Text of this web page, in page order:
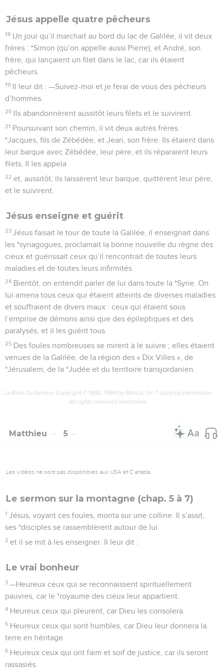
Jésus appelle quatre pêcheurs
18 Un jour qu’il marchait au bord du lac de Galilée, il vit deux
frères : *Simon (qu’on appelle aussi Pierre), et André, son
frère, qui lançaient un filet dans le lac, car ils étaient
pêcheurs.
19 Il leur dit : —Suivez-moi et je ferai de vous des pêcheurs
d’hommes.
20 Ils abandonnèrent aussitôt leurs filets et le suivirent.
21 Poursuivant son chemin, il vit deux autres frères :
*Jacques, fils de Zébédée, et Jean, son frère. Ils étaient dans
leur barque avec Zébédée, leur père, et ils réparaient leurs
filets. Il les appela
22 et, aussitôt, ils laissèrent leur barque, quittèrent leur père,
et le suivirent.
Jésus enseigne et guérit
23 Jésus faisait le tour de toute la Galilée, il enseignait dans
les *synagogues, proclamait la bonne nouvelle du règne des
cieux et guérissait ceux qu’il rencontrait de toutes leurs
maladies et de toutes leurs infirmités.
24 Bientôt, on entendit parler de lui dans toute la *Syrie. On
lui amena tous ceux qui étaient atteints de diverses maladies
et souffraient de divers maux : ceux qui étaient sous
l’emprise de démons ainsi que des épileptiques et des
paralysés, et il les guérit tous.
25 Des foules nombreuses se mirent à le suivre ; elles étaient
venues de la Galilée, de la région des « Dix Villes », de
*Jérusalem, de la *Judée et du territoire transjordanien.
La Bible Du Semeur Copyright © 1992, 1999 by Biblica, Inc.® Used by permission.
All rights reserved worldwide.
Matthieu 5
Les vidéos ne sont pas disponibles aux USA et C anada.
Le sermon sur la montagne (chap. 5 à 7)
1 Jésus, voyant ces foules, monta sur une colline. Il s’assit,
ses *disciples se rassemblèrent autour de lui
2 et il se mit à les enseigner. Il leur dit :
Le vrai bonheur
3 —Heureux ceux qui se reconnaissent spirituellement
pauvres, car le *royaume des cieux leur appartient.
4 Heureux ceux qui pleurent, car Dieu les consolera.
5 Heureux ceux qui sont humbles, car Dieu leur donnera la
terre en héritage.
6 Heureux ceux qui ont faim et soif de justice, car ils seront
rassasiés.